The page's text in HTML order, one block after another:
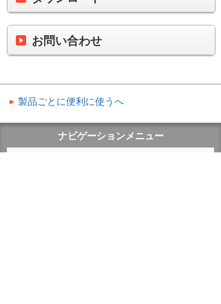
お問い合わせ
製品ごとに便利に使うへ
ナビゲーションメニュー